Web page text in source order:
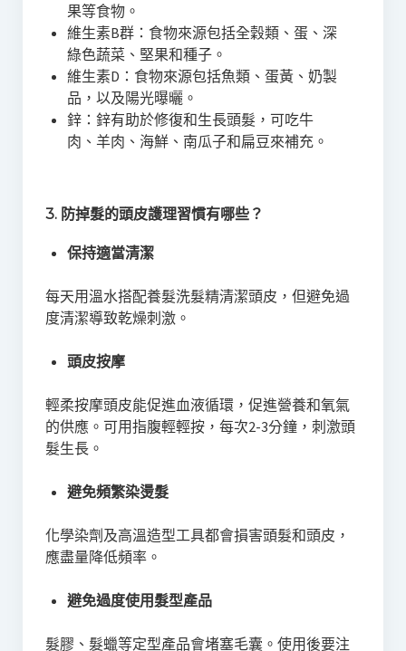
果等食物。
維生素B群：食物來源包括全穀類、蛋、深
綠色蔬菜、堅果和種子。
維生素D：食物來源包括魚類、蛋黃、奶製
品，以及陽光曝曬。
鋅：鋅有助於修復和生長頭髮，可吃牛
肉、羊肉、海鮮、南瓜子和扁豆來補充。
3. 防掉髮的頭皮護理習慣有哪些？
保持適當清潔
每天用溫水搭配養髮洗髮精清潔頭皮，但避免過
度清潔導致乾燥刺激。
頭皮按摩
輕柔按摩頭皮能促進血液循環，促進營養和氧氣
的供應。可用指腹輕輕按，每次2-3分鐘，刺激頭
髮生長。
避免頻繁染燙髮
化學染劑及高溫造型工具都會損害頭髮和頭皮，
應盡量降低頻率。
避免過度使用髮型產品
髮膠、髮蠟等定型產品會堵塞毛囊。使用後要注